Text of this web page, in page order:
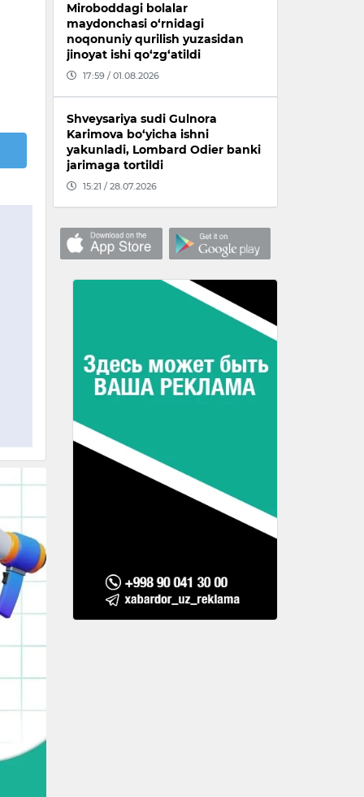
Miroboddagi bolalar
maydonchasi o‘rnidagi
noqonuniy qurilish yuzasidan
jinoyat ishi qo‘zg‘atildi
17:59 / 01.08.2026
Shveysariya sudi Gulnora
Karimova bo‘yicha ishni
yakunladi, Lombard Odier banki
jarimaga tortildi
15:21 / 28.07.2026